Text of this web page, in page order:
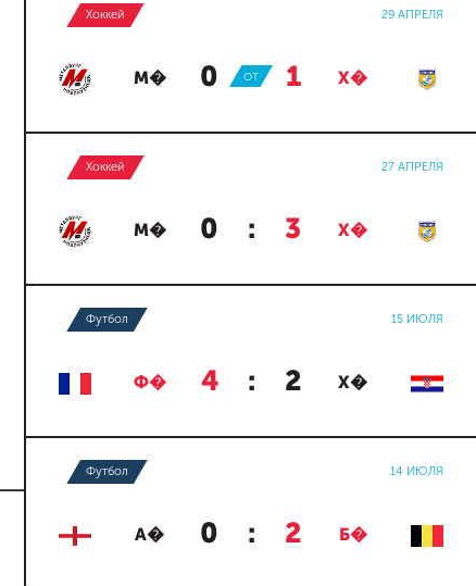
Хоккей 29 АПРЕЛЯ
М� 0 : 1 Х�
ОТ
Хоккей 27 АПРЕЛЯ
М� 0 : 3 Х�
Футбол 15 ИЮЛЯ
Ф� 4 : 2 Х�
Футбол 14 ИЮЛЯ
А� 0 : 2 Б�